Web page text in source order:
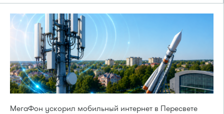
МегаФон ускорил мобильный интернет в Пересвете